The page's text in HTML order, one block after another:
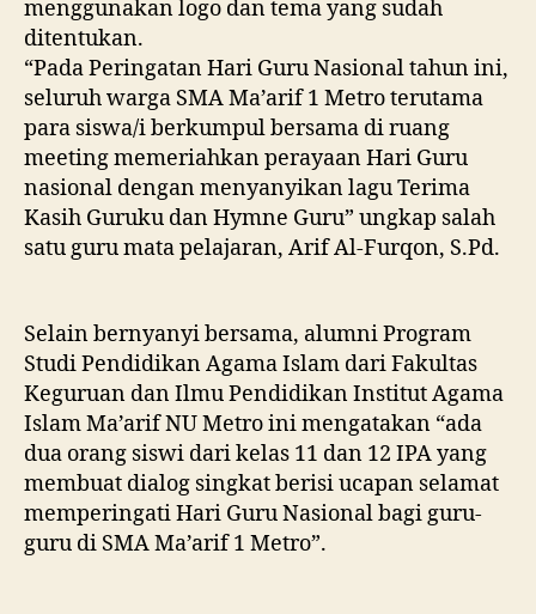
menggunakan logo dan tema yang sudah
ditentukan.
“Pada Peringatan Hari Guru Nasional tahun ini,
seluruh warga SMA Ma’arif 1 Metro terutama
para siswa/i berkumpul bersama di ruang
meeting memeriahkan perayaan Hari Guru
nasional dengan menyanyikan lagu Terima
Kasih Guruku dan Hymne Guru” ungkap salah
satu guru mata pelajaran, Arif Al-Furqon, S.Pd.
Selain bernyanyi bersama, alumni Program
Studi Pendidikan Agama Islam dari Fakultas
Keguruan dan Ilmu Pendidikan Institut Agama
Islam Ma’arif NU Metro ini mengatakan “ada
dua orang siswi dari kelas 11 dan 12 IPA yang
membuat dialog singkat berisi ucapan selamat
memperingati Hari Guru Nasional bagi guru-
guru di SMA Ma’arif 1 Metro”.